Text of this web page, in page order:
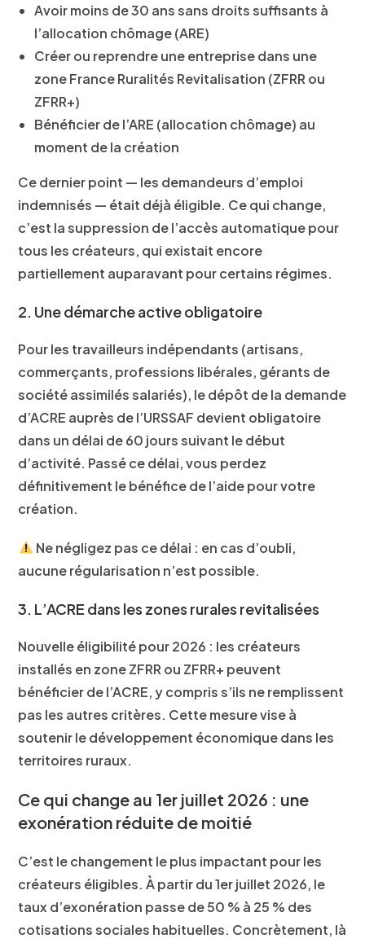
Avoirmoins de 30 anssans droits suffisants à
l’allocation chômage (ARE)
Créer ou reprendre une entreprise dans une
zone France Ruralités Revitalisation (ZFRR ou
ZFRR+)
Bénéficier de l’ARE (allocation chômage) au
moment de la création
Ce dernier point — les demandeurs d’emploi
indemnisés — était déjà éligible. Ce qui change,
c’est la suppression de l’accès automatique pour
tous les créateurs, qui existait encore
partiellement auparavant pour certains régimes.
2. Une démarche active obligatoire
Pour les travailleurs indépendants (artisans,
commerçants, professions libérales, gérants de
société assimilés salariés), le dépôt de la demande
d’ACRE auprès de l’URSSAF devient obligatoire
dans un délai de 60 jourssuivant le début
d’activité. Passé ce délai, vous perdez
définitivement le bénéfice de l’aide pour votre
création.
Ne négligez pas ce délai : en cas d’oubli,
aucune régularisation n’est possible.
3. L’ACRE dans les zones rurales revitalisées
Nouvelle éligibilité pour 2026 : les créateurs
installés en zone ZFRR ou ZFRR+ peuvent
bénéficier de l’ACRE, y compris s’ils ne remplissent
pas les autres critères. Cette mesure vise à
soutenir le développement économique dans les
territoires ruraux.
Ce qui change au 1er juillet 2026 : une
exonération réduite de moitié
C’est le changement le plus impactant pour les
créateurs éligibles. À partir du1er juillet 2026, le
taux d’exonération passe de50 % à 25 % des
cotisations sociales habituelles. Concrètement, là